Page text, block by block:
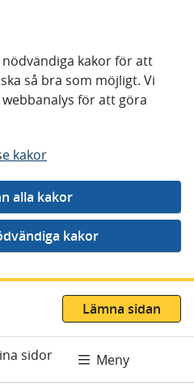
kakor för att
så bra som möjligt. Vi
för att göra
kakor
Lämna sidan
sidor Meny